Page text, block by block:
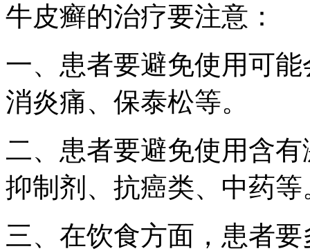
牛皮癣的治疗要注意：
一、患者要避免使用可
消炎痛、保泰松等。
二、患者要避免使用含
抑制剂、抗癌类、中药等
三、在饮食方面，患者